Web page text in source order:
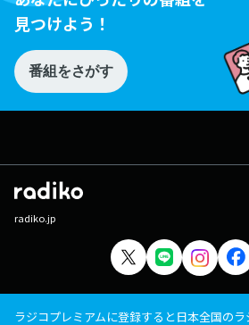
見つけよう！
番組をさがす
radiko.jp
ラジコプレミアムに登録すると日本全国の